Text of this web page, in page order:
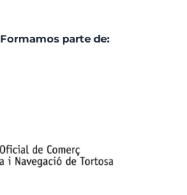
Formamos parte de: